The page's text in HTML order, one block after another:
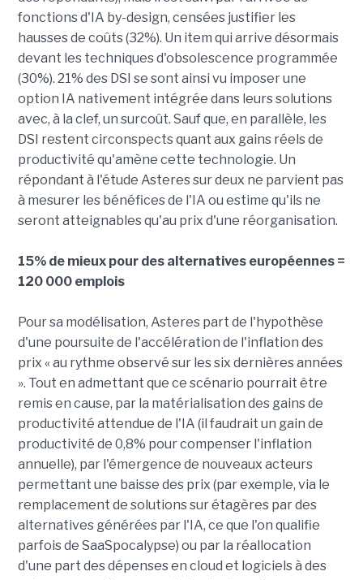
fonctions d'IA by-design, censées justifier les
hausses de coûts (32%). Un item qui arrive désormais
devant les techniques d'obsolescence programmée
(30%). 21% des DSI se sont ainsi vu imposer une
option IA nativement intégrée dans leurs solutions
avec, à la clef, un surcoût. Sauf que, en parallèle, les
DSI restent circonspects quant aux gains réels de
productivité qu'amène cette technologie. Un
répondant à l'étude Asteres sur deux ne parvient pas
à mesurer les bénéfices de l'IA ou estime qu'ils ne
seront atteignables qu'au prix d'une réorganisation.
15% de mieux pour des alternatives européennes =
120 000 emplois
Pour sa modélisation, Asteres part de l'hypothèse
d'une poursuite de l'accélération de l'inflation des
prix « au rythme observé sur les six dernières années
». Tout en admettant que ce scénario pourrait être
remis en cause, par la matérialisation des gains de
productivité attendue de l'IA (il faudrait un gain de
productivité de 0,8% pour compenser l'inflation
annuelle), par l'émergence de nouveaux acteurs
permettant une baisse des prix (par exemple, via le
remplacement de solutions sur étagères par des
alternatives générées par l'IA, ce que l'on qualifie
parfois de SaaSpocalypse) ou par la réallocation
d'une part des dépenses en cloud et logiciels à des